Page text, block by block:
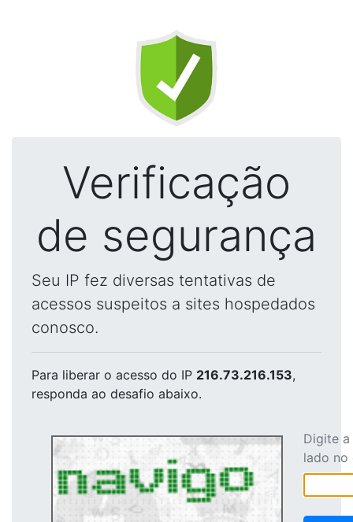
Verificação
de segurança
Seu IP fez diversas tentativas de
acessos suspeitos a sites hospedados
conosco.
Para liberar o acesso do IP 216.73.216.153,
responda ao desafio abaixo.
Digite
lado no